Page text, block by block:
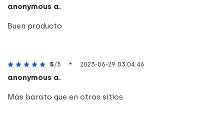
anonymous a.
Buen producto
5/5 • 2023-06-29 03:04:46
anonymous a.
Más barato que en otros sitios